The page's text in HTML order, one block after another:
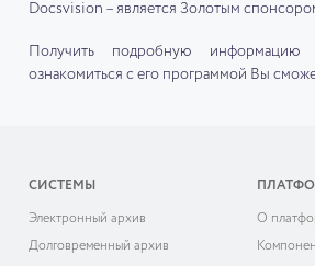
Docsvision – является Золотым
Получить подробную
ознакомиться с его программой Вы
СИСТЕМЫ
Электронный архив
Долговременный архив
О